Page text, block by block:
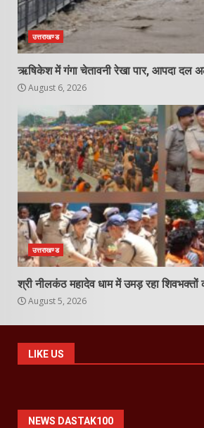
उत्तराखण्ड
ऋषिकेश में गंगा चेतावनी रेखा पार, आपदा दल
August 6, 2026
उत्तराखण्ड
श्री नीलकंठ महादेव धाम में उमड़ रहा शिवभक्तों
August 5, 2026
LIKE US
NEWS DASTAK100